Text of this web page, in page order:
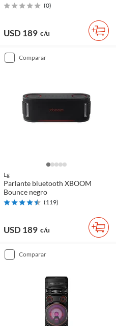
(0)
USD 189 c/u
comparar
Lg
Parlante bluetooth XBOOM
Bounce negro
(119)
USD 189 c/u
comparar